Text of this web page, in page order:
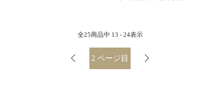
全25商品中 13 - 24表示
2 ページ目